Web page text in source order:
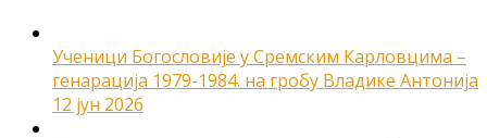
Ученици Богословије у Сремским Карловцима –
генарација 1979-1984. на гробу Владике Антонија
12 јун 2026